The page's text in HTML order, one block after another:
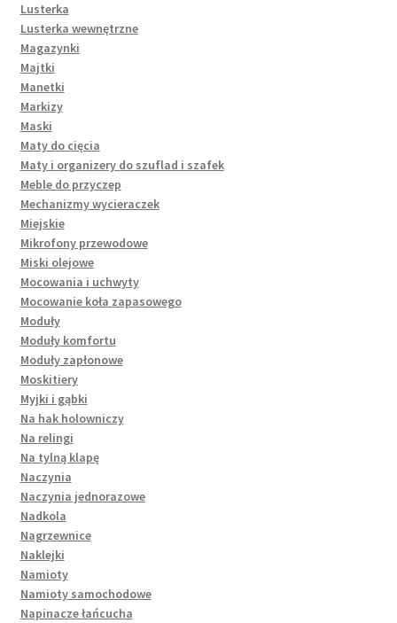
Lusterka
Lusterka wewnętrzne
Magazynki
Majtki
Manetki
Markizy
Maski
Maty do cięcia
Maty i organizery do szuflad i szafek
Meble do przyczep
Mechanizmy wycieraczek
Miejskie
Mikrofony przewodowe
Miski olejowe
Mocowania i uchwyty
Mocowanie koła zapasowego
Moduły
Moduły komfortu
Moduły zapłonowe
Moskitiery
Myjki i gąbki
Na hak holowniczy
Na relingi
Na tylną klapę
Naczynia
Naczynia jednorazowe
Nadkola
Nagrzewnice
Naklejki
Namioty
Namioty samochodowe
Napinacze łańcucha